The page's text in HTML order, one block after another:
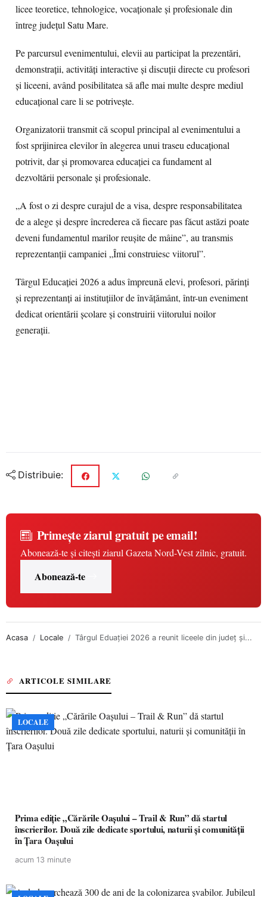
licee teoretice, tehnologice, vocaționale și profesionale din
întreg județul Satu Mare.
Pe parcursul evenimentului, elevii au participat la prezentări,
demonstrații, activități interactive și discuții directe cu profesori
și liceeni, având posibilitatea să afle mai multe despre mediul
educațional care li se potrivește.
Organizatorii transmit că scopul principal al evenimentului a
fost sprijinirea elevilor în alegerea unui traseu educațional
potrivit, dar și promovarea educației ca fundament al
dezvoltării personale și profesionale.
„A fost o zi despre curajul de a visa, despre responsabilitatea
de a alege și despre încrederea că fiecare pas făcut astăzi poate
deveni fundamentul marilor reușite de mâine”, au transmis
reprezentanții campaniei „Îmi construiesc viitorul”.
Târgul Educației 2026 a adus împreună elevi, profesori, părinți
și reprezentanți ai instituțiilor de învățământ, într-un eveniment
dedicat orientării școlare și construirii viitorului noilor
generații.
Distribuie:
Primește ziarul gratuit pe email!
Abonează-te și citești ziarul Gazeta Nord-Vest zilnic, gratuit.
Abonează-te
Acasa Locale Târgul Eduației 2026 a reunit liceele din județ și...
ARTICOLE SIMILARE
LOCALE
Prima ediție „Cărările Oașului – Trail & Run” dă startul
înscrierilor. Două zile dedicate sportului, naturii și comunității
în Țara Oașului
acum 13 minute